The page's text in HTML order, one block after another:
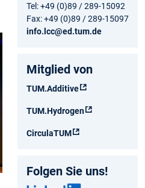
Tel: +49 (0)89 / 289-15092
Fax: +49 (0)89 / 289-15097
info.lcc@ed.tum.de
Mitglied von
TUM.Additive
TUM.Hydrogen
CirculaTUM
Folgen Sie uns!